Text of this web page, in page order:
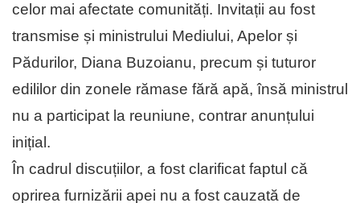
celor mai afectate comunități. Invitații au fost
transmise și ministrului Mediului, Apelor și
Pădurilor, Diana Buzoianu, precum și tuturor
edililor din zonele rămase fără apă, însă ministrul
nu a participat la reuniune, contrar anunțului
inițial.
În cadrul discuțiilor, a fost clarificat faptul că
oprirea furnizării apei nu a fost cauzată de